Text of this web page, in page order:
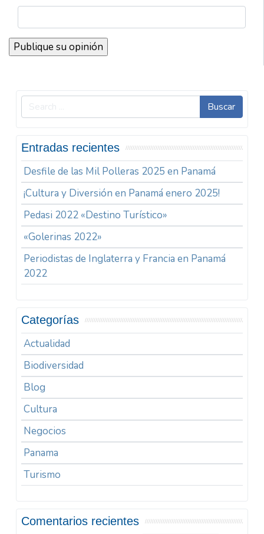
Buscar
Entradas recientes
Desfile de las Mil Polleras 2025 en Panamá
¡Cultura y Diversión en Panamá enero 2025!
Pedasi 2022 «Destino Turístico»
«Golerinas 2022»
Periodistas de Inglaterra y Francia en Panamá
2022
Categorías
Actualidad
Biodiversidad
Blog
Cultura
Negocios
Panama
Turismo
Comentarios recientes